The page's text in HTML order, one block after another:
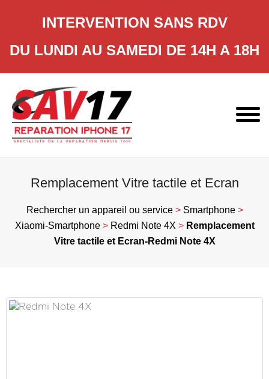
INTERVENTION SANS RDV
DU LUNDI AU SAMEDI DE 14H A 18H
content
Remplacement Vitre tactile et Ecran
Rechercher un appareil ou service> Smartphone>
Xiaomi-Smartphone> Redmi Note 4X > Remplacement
Vitre tactile et Ecran-Redmi Note 4X